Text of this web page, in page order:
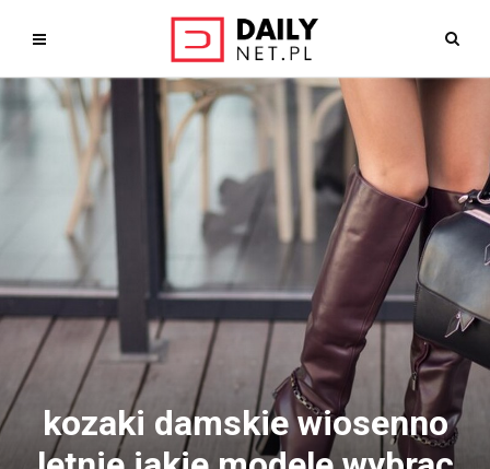
kozaki damskie wiosenno